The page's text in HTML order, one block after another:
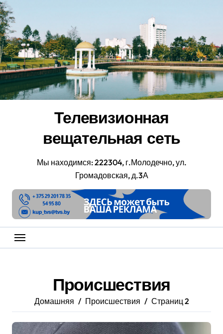
Перейти
к
содержанию
Телевизионная
вещательная сеть
Мы находимся: 222304, г.Молодечно, ул.
Громадовская, д.3А
Происшествия
Домашняя Происшествия Страниц 2